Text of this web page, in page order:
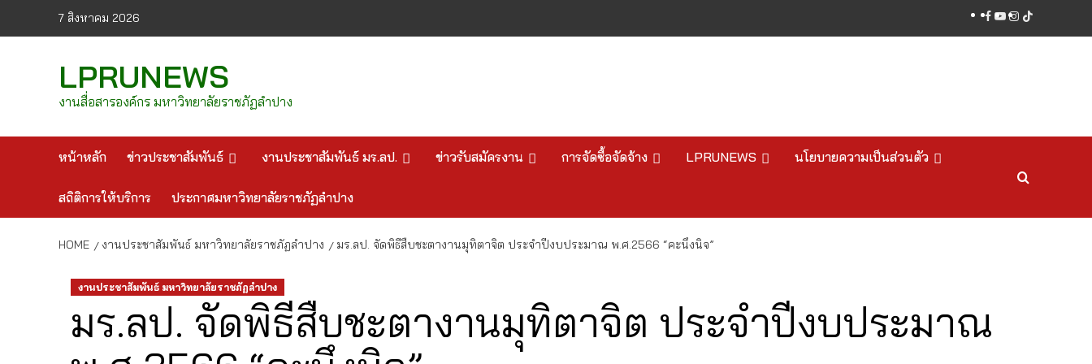
7 สิงหาคม 2026 facebook
youtube
instagram
tiktok
LPRUNEWS
งานสื่อสารองค์กร มหาวิทยาลัยราชภัฏลำปาง
หน้าหลัก ข่าวประชาสัมพันธ์ งานประชาสัมพันธ์ มร.ลป. ข่าวรับสมัครงาน การจัดซื้อจัดจ้าง LPRUNEWS นโยบายความเป็นส่วนตัว
สถิติการให้บริการ ประกาศมหาวิทยาลัยราชภัฏลำปาง
HOME งานประชาสัมพันธ์ มหาวิทยาลัยราชภัฏลำปาง มร.ลป. จัดพิธีสืบชะตางานมุทิตาจิต ประจำปีงบประมาณ พ.ศ.2566 “คะนึงนิจ”
งานประชาสัมพันธ์ มหาวิทยาลัยราชภัฏลำปาง
มร.ลป. จัดพิธีสืบชะตางานมุทิตาจิต ประจำปีงบประมาณ